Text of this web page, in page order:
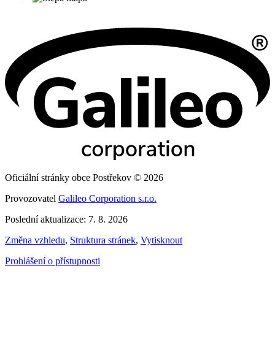
Oficiální stránky obce Postřekov © 2026
Provozovatel Galileo Corporation s.r.o.
Poslední aktualizace: 7. 8. 2026
Změna vzhledu, Struktura stránek, Vytisknout
Prohlášení o přístupnosti